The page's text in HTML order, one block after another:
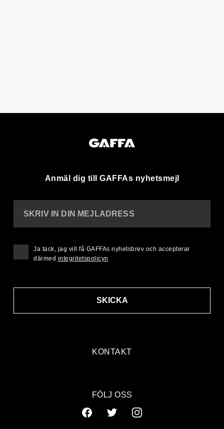
Anmäl dig till GAFFAs nyhetsmejl
KONTAKT
SKRIV IN DIN MEJLADRESS
SKICKA
Ja tack, jag vill få GAFFAs nyhetsbrev och accepterar
därmed integritetspolicyn
FÖLJ OSS